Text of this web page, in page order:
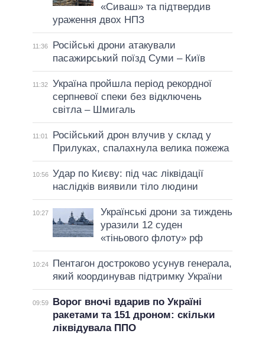
«Сиваш» та підтвердив
ураження двох НПЗ
11:36
Російські дрони атакували
пасажирський поїзд Суми – Київ
11:32
Україна пройшла період рекордної
серпневої спеки без відключень
світла – Шмигаль
11:01
Російський дрон влучив у склад у
Прилуках, спалахнула велика пожежа
10:56 Удар по Києву: під час ліквідації
наслідків виявили тіло людини
10:27
Українські дрони за тиждень
уразили 12 суден
«тіньового флоту» рф
10:24
Пентагон достроково усунув генерала,
який координував підтримку України
09:59
Ворог вночі вдарив по Україні
ракетами та 151 дроном: скільки
ліквідувала ППО